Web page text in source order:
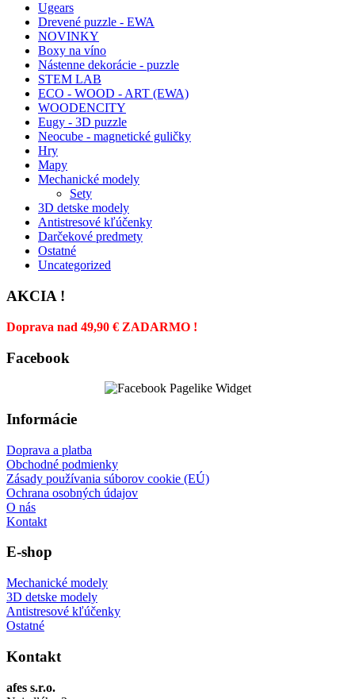
Ugears
Drevené puzzle - EWA
NOVINKY
Boxy na víno
Nástenne dekorácie - puzzle
STEM LAB
ECO - WOOD - ART (EWA)
WOODENCITY
Eugy - 3D puzzle
Neocube - magnetické guličky
Hry
Mapy
Mechanické modely
Sety
3D detske modely
Antistresové kľúčenky
Darčekové predmety
Ostatné
Uncategorized
AKCIA !
Doprava nad 49,90 € ZADARMO !
Facebook
Informácie
Doprava a platba
Obchodné podmienky
Zásady používania súborov cookie (EÚ)
Ochrana osobných údajov
O nás
Kontakt
E-shop
Mechanické modely
3D detske modely
Antistresové kľúčenky
Ostatné
Kontakt
afes s.r.o.